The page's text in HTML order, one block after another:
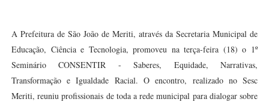
A Prefeitura de São João de Meriti, através da Secretaria Municipal de
Educação, Ciência e Tecnologia, promoveu na terça-feira (18) o 1º
Seminário CONSENTIR - Saberes, Equidade, Narrativas,
Transformação e Igualdade Racial. O encontro, realizado no Sesc
Meriti, reuniu profissionais de toda a rede municipal para dialogar sobre